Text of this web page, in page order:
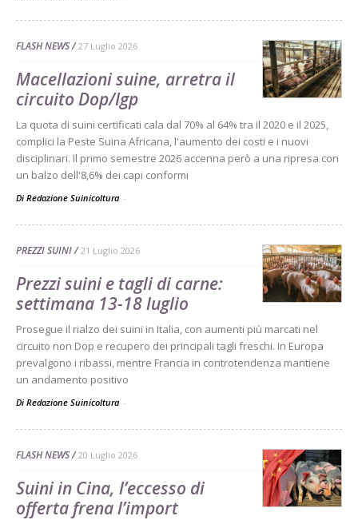
FLASH NEWS 27 Luglio 2026
Macellazioni suine, arretra il
circuito Dop/Igp
La quota di suini certificati cala dal 70% al 64% tra il 2020 e il 2025,
complici la Peste Suina Africana, l'aumento dei costi e i nuovi
disciplinari. Il primo semestre 2026 accenna però a una ripresa con
un balzo dell'8,6% dei capi conformi
Di Redazione Suinicoltura -
PREZZI SUINI 21 Luglio 2026
Prezzi suini e tagli di carne:
settimana 13-18 luglio
Prosegue il rialzo dei suini in Italia, con aumenti più marcati nel
circuito non Dop e recupero dei principali tagli freschi. In Europa
prevalgono i ribassi, mentre Francia in controtendenza mantiene
un andamento positivo
Di Redazione Suinicoltura -
FLASH NEWS 20 Luglio 2026
Suini in Cina, l’eccesso di
offerta frena l’import